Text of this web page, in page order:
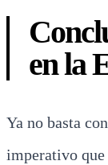
en la
Ya no basta
imperativo que